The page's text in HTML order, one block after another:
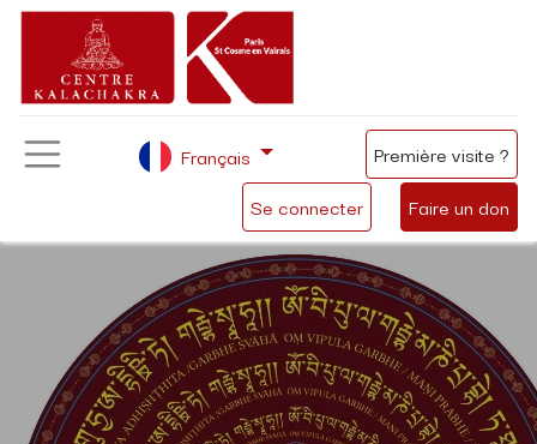
Se connecter Faire un don
Français Première visite ?